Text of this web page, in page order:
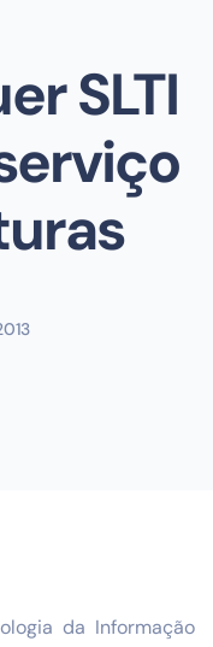
SLTI
da Informação